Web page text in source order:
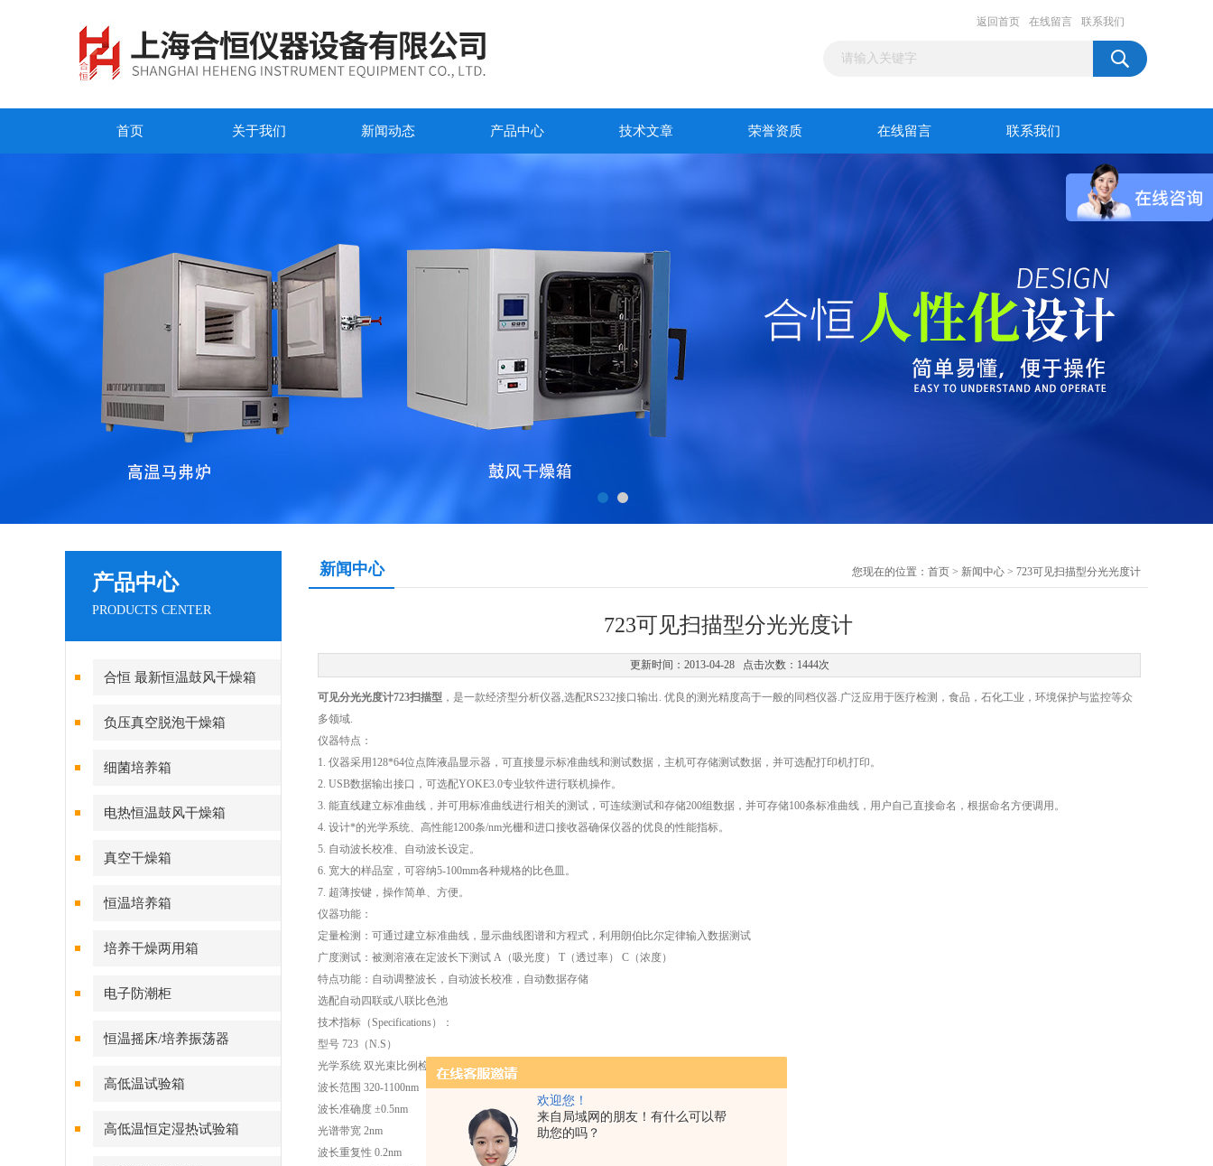
欢迎您！
来自局域网的朋友！有什么可以帮
助您的吗？
返回首页 在线留言 联系我们
首页 关于我们 新闻动态 产品中心 技术文章 荣誉资质 在线留言 联系我们
产品中心
PRODUCTS CENTER
合恒 最新恒温鼓风干燥箱
负压真空脱泡干燥箱
细菌培养箱
电热恒温鼓风干燥箱
真空干燥箱
恒温培养箱
培养干燥两用箱
电子防潮柜
恒温摇床/培养振荡器
高低温试验箱
高低温恒定湿热试验箱
新闻中心 您现在的位置： 首页 > 新闻中心 > 723可见扫描型分光光度计
723可见扫描型分光光度计
更新时间：2013-04-28 点击次数：1444次
可见分光光度计723扫描型 ，是一款经济型分析仪器,选配RS232接口输出. 优良的测光精度高于一般的同档仪器.广泛应用于医疗检测，食品，石化工业，环境保护与监控等众
多领域.
仪器特点：
1. 仪器采用128*64位点阵液晶显示器，可直接显示标准曲线和测试数据，主机可存储测试数据，并可选配打印机打印。
2. USB数据输出接口，可选配YOKE3.0专业软件进行联机操作。
3. 能直线建立标准曲线，并可用标准曲线进行相关的测试，可连续测试和存储200组数据，并可存储100条标准曲线，用户自己直接命名，根据命名方便调用。
4. 设计*的光学系统、高性能1200条/nm光栅和进口接收器确保仪器的优良的性能指标。
5. 自动波长校准、自动波长设定。
6. 宽大的样品室，可容纳5-100mm各种规格的比色皿。
7. 超薄按键，操作简单、方便。
仪器功能：
定量检测：可通过建立标准曲线，显示曲线图谱和方程式，利用朗伯比尔定律输入数据测试
广度测试：被测溶液在定波长下测试 A（吸光度） T（透过率） C（浓度）
特点功能：自动调整波长，自动波长校准，自动数据存储
选配自动四联或八联比色池
技术指标（Specifications）：
型号 723（N.S）
光学系统 双光束比例检测
波长范围 320-1100nm
波长准确度 ±0.5nm
光谱带宽 2nm
波长重复性 0.2nm